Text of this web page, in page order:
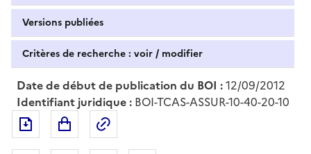
Versions publiées
Critères de recherche : voir / modifier
Date de début de publication du BOI :12/09/2012
Identifiant juridique : BOI-TCAS-ASSUR-10-40-20-10
Exporter le document au format pdf